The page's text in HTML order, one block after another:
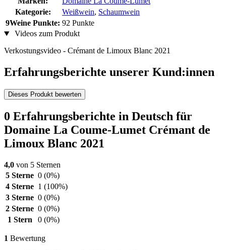
Kategorie:
Weißwein, Schaumwein
9Weine Punkte: 92 Punkte
Videos zum Produkt
Verkostungsvideo - Crémant de Limoux Blanc 2021
Erfahrungsberichte unserer Kund:innen
Dieses Produkt bewerten
0 Erfahrungsberichte in Deutsch für
Domaine La Coume-Lumet Crémant de
Limoux Blanc 2021
4,0 von 5 Sternen
5 Sterne 0 (0%)
4 Sterne 1 (100%)
3 Sterne 0 (0%)
2 Sterne 0 (0%)
1 Stern
0 (0%)
1 Bewertung